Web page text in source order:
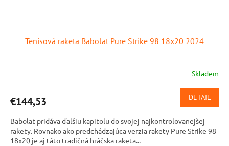
Tenisová raketa Babolat Pure Strike 98 18x20 2024
Skladem
€144,53 DETAIL
Babolat pridáva ďalšiu kapitolu do svojej najkontrolovanejšej
rakety. Rovnako ako predchádzajúca verzia rakety Pure Strike 98
18x20 je aj táto tradičná hráčska raketa...